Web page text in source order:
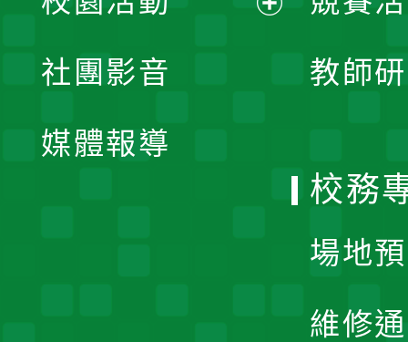
教師
開
社團影音
媒體報導
校務
場地
維修